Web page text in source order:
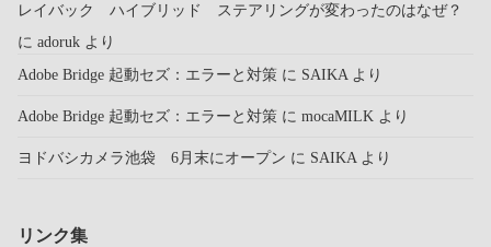
レイバック ハイブリッド ステアリングが変わったのはなぜ？
に adoruk より
Adobe Bridge 起動セズ：エラーと対策 に SAIKAより
Adobe Bridge 起動セズ：エラーと対策 に mocaMILK より
ヨドバシカメラ池袋 6月末にオープン に SAIKAより
リンク集